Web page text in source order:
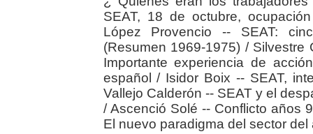
SEAT, 18 de octubre,
López Provencio -- SEAT:
(Resumen 1969-1975) / Silvestre
Importante experiencia de
español / Isidor Boix -- SEAT,
Vallejo Calderón -- SEAT y el
/ Ascenció Solé -- Conflicto años
El nuevo paradigma del sector del